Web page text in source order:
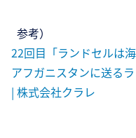
参考）
22回目「ランドセルは
アフガニスタンに送る
| 株式会社クラレ